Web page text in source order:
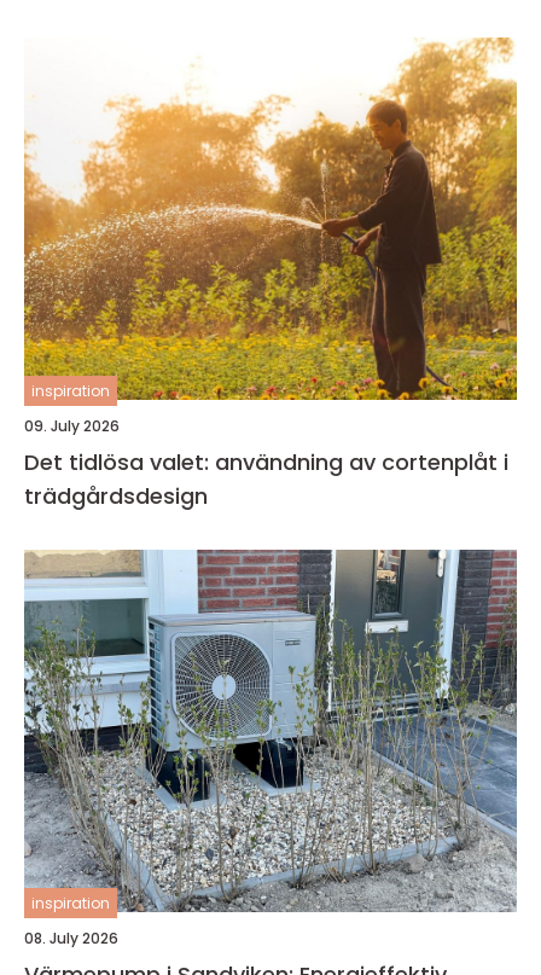
inspiration
09. July 2026
Det tidlösa valet: användning av cortenplåt i
trädgårdsdesign
inspiration
08. July 2026